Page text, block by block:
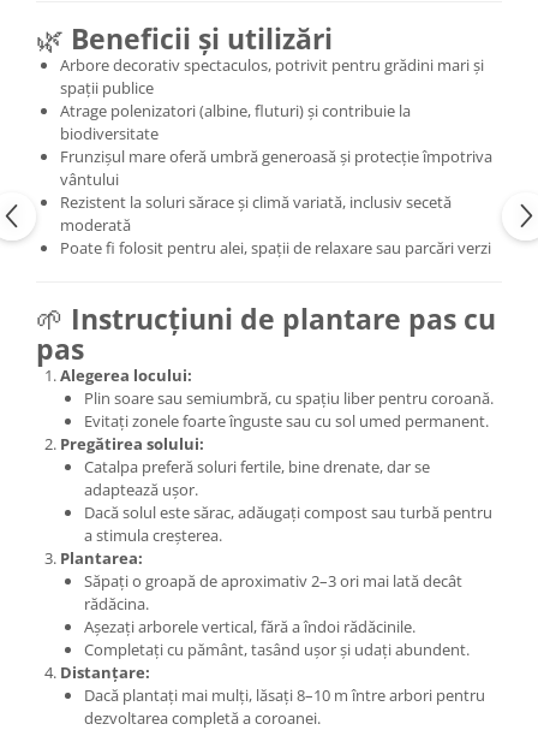
🌿 Beneficii și utilizări
Arbore decorativ spectaculos, potrivit pentru grădini mari și
spații publice
Atrage polenizatori (albine, fluturi) și contribuie la
biodiversitate
Frunzișul mare oferă umbră generoasă și protecție împotriva
vântului
Rezistent la soluri sărace și climă variată, inclusiv secetă
moderată
Poate fi folosit pentru alei, spații de relaxare sau parcări verzi
🌱 Instrucțiuni de plantare pas cu
pas
Alegerea locului:
Plin soare sau semiumbră, cu spațiu liber pentru coroană.
Evitați zonele foarte înguste sau cu sol umed permanent.
Pregătirea solului:
Catalpa preferă soluri fertile, bine drenate, dar se
adaptează ușor.
Dacă solul este sărac, adăugați compost sau turbă pentru
a stimula creșterea.
Plantarea:
Săpați o groapă de aproximativ 2–3 ori mai lată decât
rădăcina.
Așezați arborele vertical, fără a îndoi rădăcinile.
Completați cu pământ, tasând ușor și udați abundent.
Distanțare:
Dacă plantați mai mulți, lăsați 8–10 m între arbori pentru
dezvoltarea completă a coroanei.